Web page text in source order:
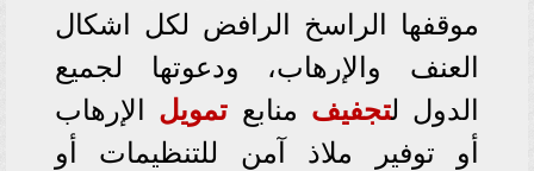
موقفها الراسخ الرافض لكل اشكال
العنف والإرهاب، ودعوتها لجميع
الدول لتجفيف منابع تمويل الإرهاب
أو توفير ملاذ آمن للتنظيمات أو